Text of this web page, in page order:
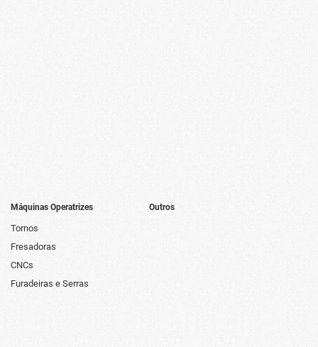
Máquinas Operatrizes
Tornos
Fresadoras
CNCs
Furadeiras e Serras
Outros